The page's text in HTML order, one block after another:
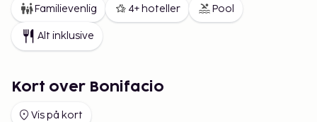
gader.Familievenlig 4+ hoteller Pool
Alt inklusive
Kort over Bonifacio
Vis på kort